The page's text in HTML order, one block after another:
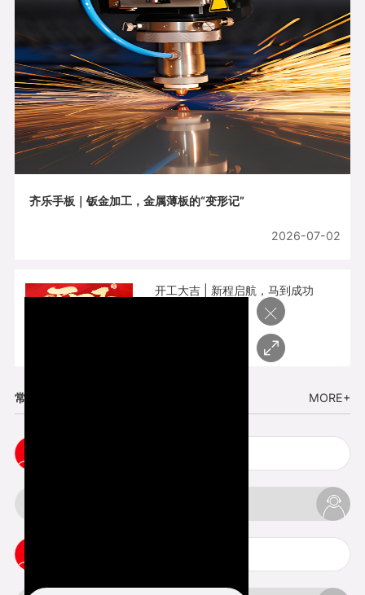
齐乐手板｜钣金加工，金属薄板的“变形记”
2026-07-02
开工大吉 | 新程启航，马到成功
常见问题 MORE+
×